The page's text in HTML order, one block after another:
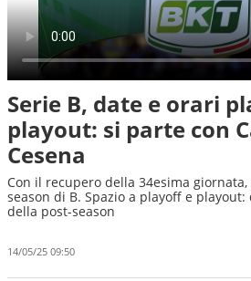
Serie B, date e orari
playout: si parte con
Cesena
Con il recupero della 34esima
season di B. Spazio a playoff e
della post-season
14/05/25 09:50